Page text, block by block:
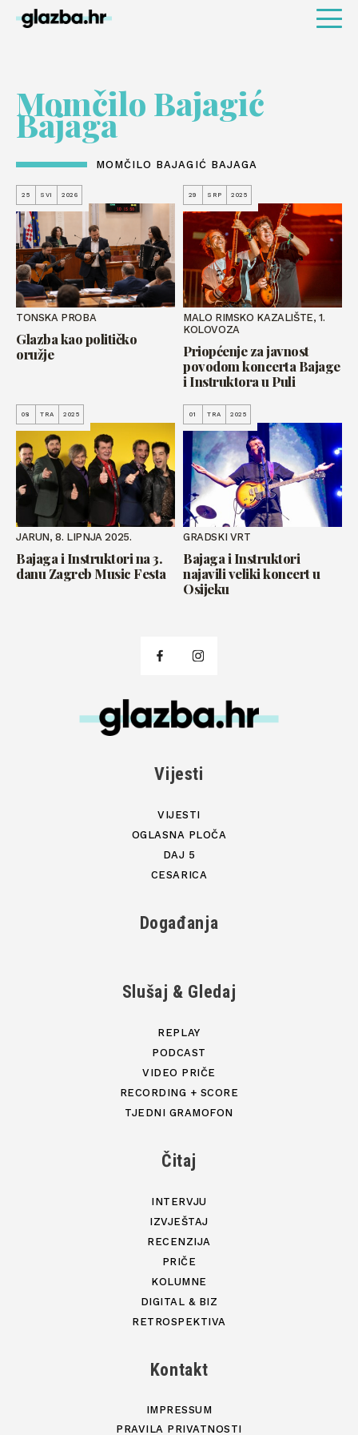
Momčilo Bajagić
Bajaga
MOMČILO BAJAGIĆ BAJAGA
25 SVI 2026
TONSKA PROBA
Glazba kao političko
oružje
29 SRP 2025
MALO RIMSKO KAZALIŠTE, 1.
KOLOVOZA
Priopćenje za javnost
povodom koncerta Bajage
i Instruktora u Puli
08 TRA 2025
JARUN, 8. LIPNJA 2025.
Bajaga i Instruktori na 3.
danu Zagreb Music Festa
01 TRA 2025
GRADSKI VRT
Bajaga i Instruktori
najavili veliki koncert u
Osijeku
Vijesti
VIJESTI
OGLASNA PLOČA
DAJ 5
CESARICA
Događanja
Slušaj & Gledaj
REPLAY
PODCAST
VIDEO PRIČE
RECORDING + SCORE
TJEDNI GRAMOFON
Čitaj
INTERVJU
IZVJEŠTAJ
RECENZIJA
PRIČE
KOLUMNE
DIGITAL & BIZ
RETROSPEKTIVA
Kontakt
IMPRESSUM
PRAVILA PRIVATNOSTI